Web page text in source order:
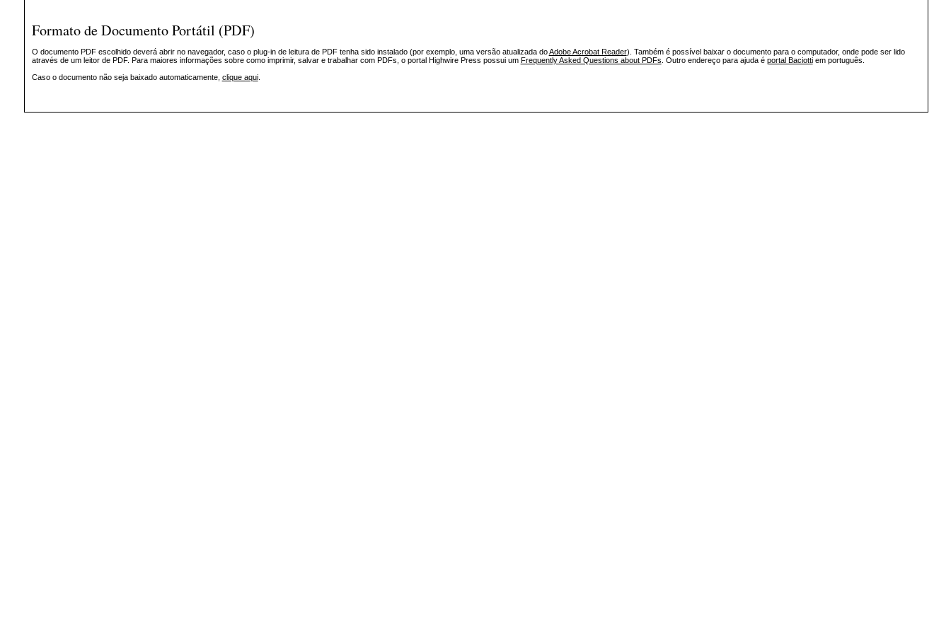
Formato de Documento Portátil (PDF)
O documento PDF escolhido deverá abrir no navegador, caso o plug-in de leitura de PDF tenha sido instalado (por exemplo, uma versão atualizada doAdobe Acrobat Reader). Também é possível baixar o documento para o computador, onde pode ser lido
através de um leitor de PDF. Para maiores informações sobre como imprimir, salvar e trabalhar com PDFs, o portal Highwire Press possui um Frequently Asked Questions about PDFs . Outro endereço para ajuda é portal Baciottiem português.
Caso o documento não seja baixado automaticamente, clique aqui.